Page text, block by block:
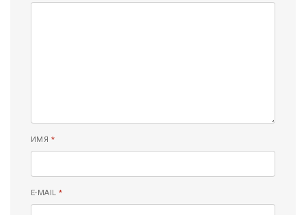
ИМЯ *
E-MAIL*